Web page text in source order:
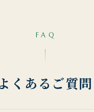
FAQ
よくあるご質問